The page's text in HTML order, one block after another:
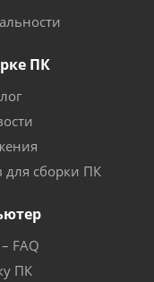
ПК
для сборки ПК
FAQ
ПК